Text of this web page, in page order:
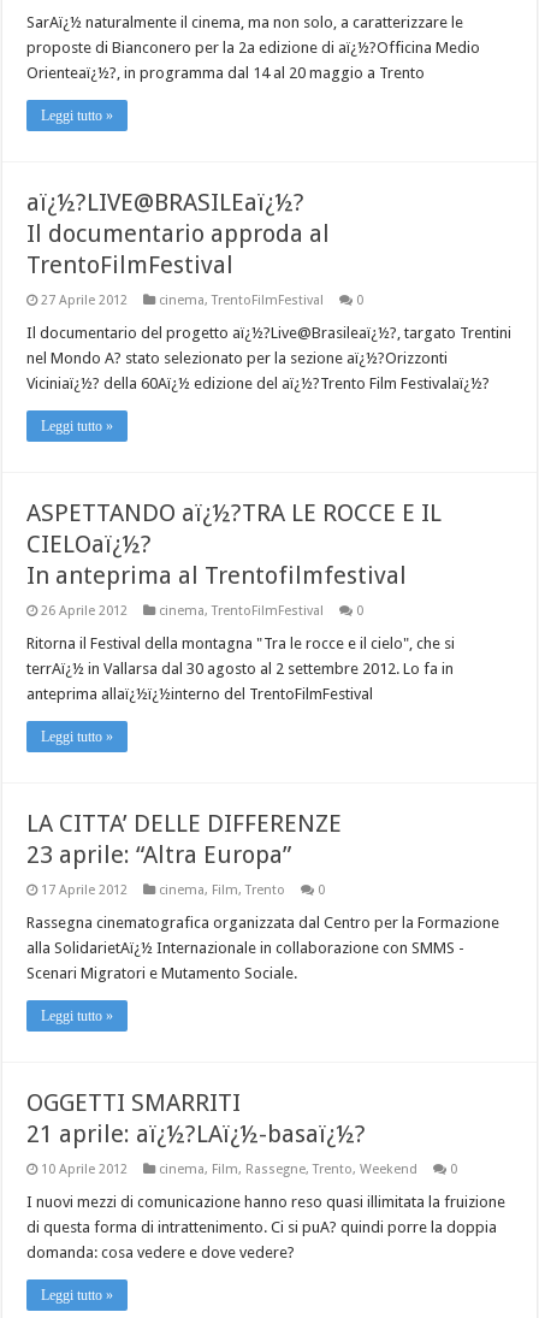
SarAï¿½ naturalmente il cinema, ma non solo, a caratterizzare le
proposte di Bianconero per la 2a edizione di aï¿½?Officina Medio
Orienteaï¿½?, in programma dal 14 al 20 maggio a Trento
Leggi tutto »
aï¿½?LIVE@BRASILEaï¿½?
Il documentario approda al
TrentoFilmFestival
27 Aprile 2012 cinema,TrentoFilmFestival 0
Il documentario del progetto aï¿½?Live@Brasileaï¿½?, targato Trentini
nel Mondo A? stato selezionato per la sezione aï¿½?Orizzonti
Viciniaï¿½? della 60Aï¿½ edizione del aï¿½?Trento Film Festivalaï¿½?
Leggi tutto »
ASPETTANDO aï¿½?TRA LE ROCCE E IL
CIELOaï¿½?
In anteprima al Trentofilmfestival
26 Aprile 2012 cinema,TrentoFilmFestival 0
Ritorna il Festival della montagna "Tra le rocce e il cielo", che si
terrAï¿½ in Vallarsa dal 30 agosto al 2 settembre 2012. Lo fa in
anteprima allaï¿½ï¿½interno del TrentoFilmFestival
Leggi tutto »
LA CITTA’ DELLE DIFFERENZE
23 aprile: “Altra Europa”
17 Aprile 2012 cinema, Film,Trento 0
Rassegna cinematografica organizzata dal Centro per la Formazione
alla SolidarietAï¿½ Internazionale in collaborazione con SMMS -
Scenari Migratori e Mutamento Sociale.
Leggi tutto »
OGGETTI SMARRITI
21 aprile: aï¿½?LAï¿½-basaï¿½?
10 Aprile 2012 cinema, Film, Rassegne,Trento,Weekend 0
I nuovi mezzi di comunicazione hanno reso quasi illimitata la fruizione
di questa forma di intrattenimento. Ci si puA? quindi porre la doppia
domanda: cosa vedere e dove vedere?
Leggi tutto »